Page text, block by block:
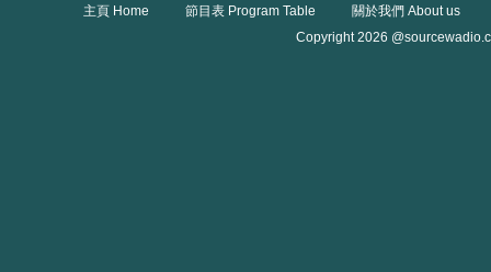
主頁 Home 節目表 Program Table
關於我們 About us
Copyright 2026